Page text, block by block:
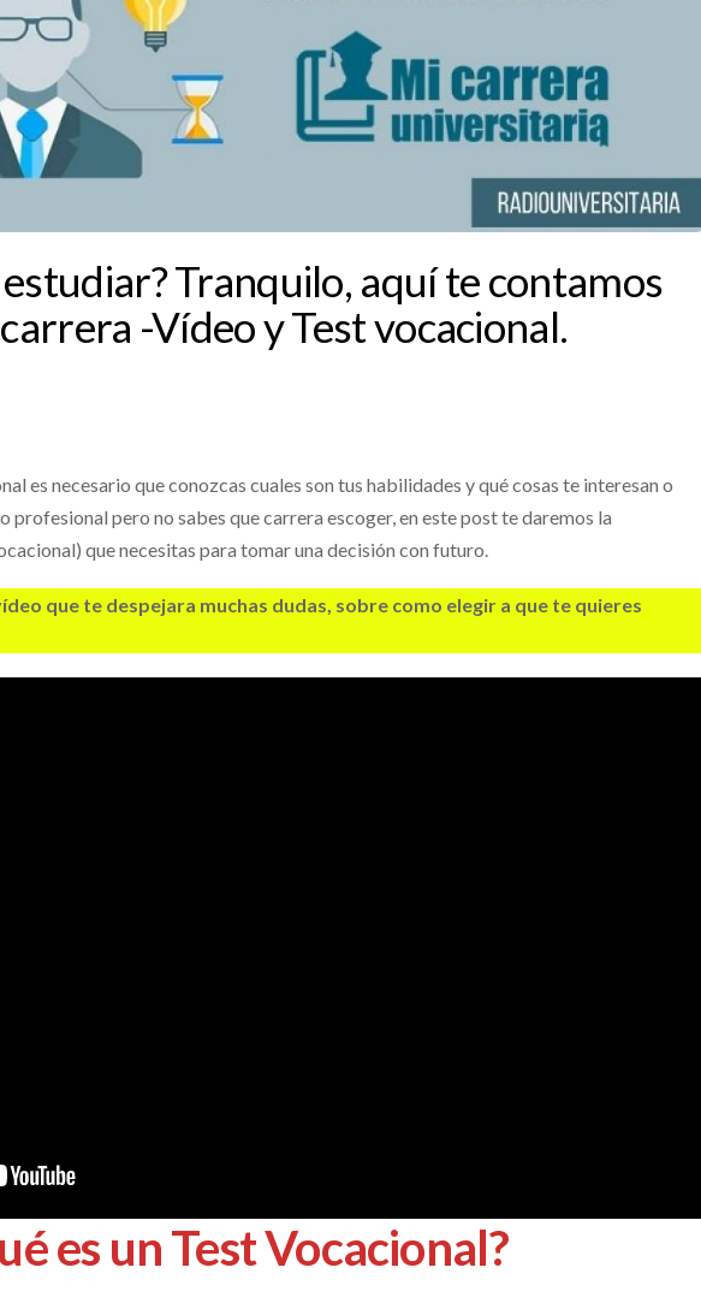
estudiar? Tranquilo, aquí te contamos
-Vídeo y Test vocacional.
es necesario que conozcas cuales son tus habilidades y qué cosas te interesan o
profesional pero no sabes que carrera escoger, en este post te daremos la
que necesitas para tomar una decisión con futuro.
que te despejara muchas dudas, sobre como elegir a que te quieres
es un Test Vocacional?